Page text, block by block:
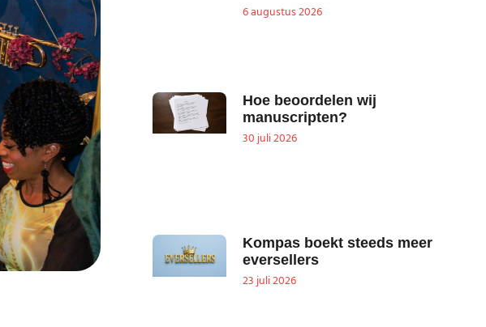
6 augustus 2026
Hoe beoordelen wij
manuscripten?
30 juli 2026
Kompas boekt steeds meer
eversellers
23 juli 2026